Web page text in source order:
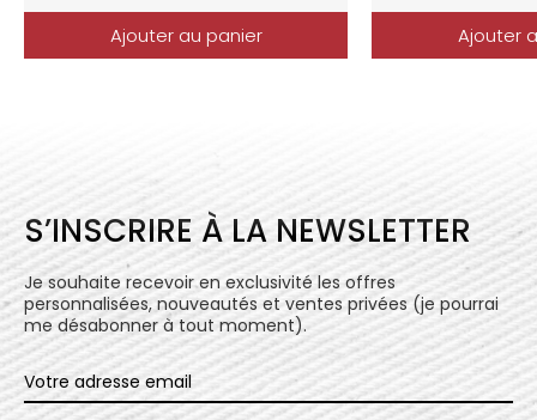
Ajouter au panier Ajouter
S’INSCRIRE À LA NEWSLETTER
Je souhaite recevoir en exclusivité les offres
personnalisées, nouveautés et ventes privées (je pourrai
me désabonner à tout moment).